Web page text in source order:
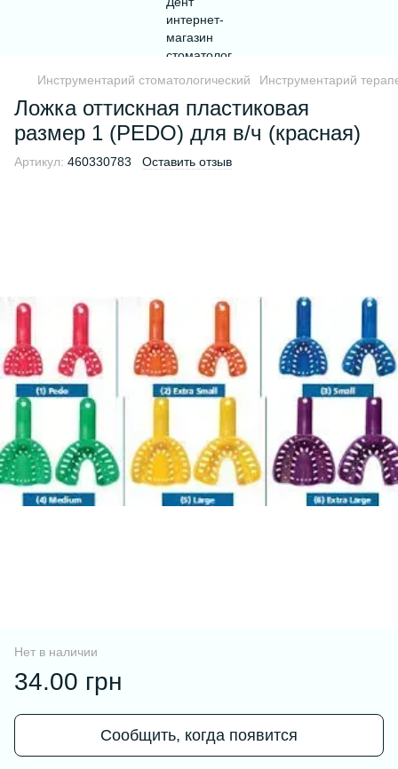
Инструментарий стоматологический Инструментарий
Ложка оттискная пластиковая
размер 1 (PEDO) для в/ч (красная)
Артикул: 460330783 Оставить отзыв
Нет в наличии
34.00 грн
Сообщить, когда появится